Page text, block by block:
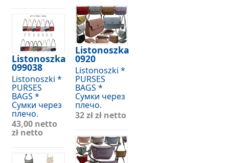
Listonoszka
099038
Listonoszki *
PURSES
BAGS *
Сумки через
плечо.
43,00 netto
zł netto
Listonoszka
0920
Listonoszki *
PURSES
BAGS *
Сумки через
плечо.
32 złzł netto